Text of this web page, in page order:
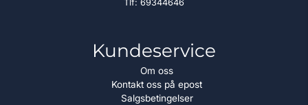
Tlf: 69344646
Kundeservice
Om oss
Kontakt oss på epost
Salgsbetingelser